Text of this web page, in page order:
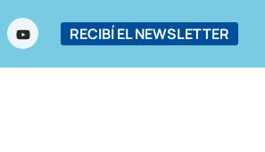
RECIBÍ EL NEWSLETTER